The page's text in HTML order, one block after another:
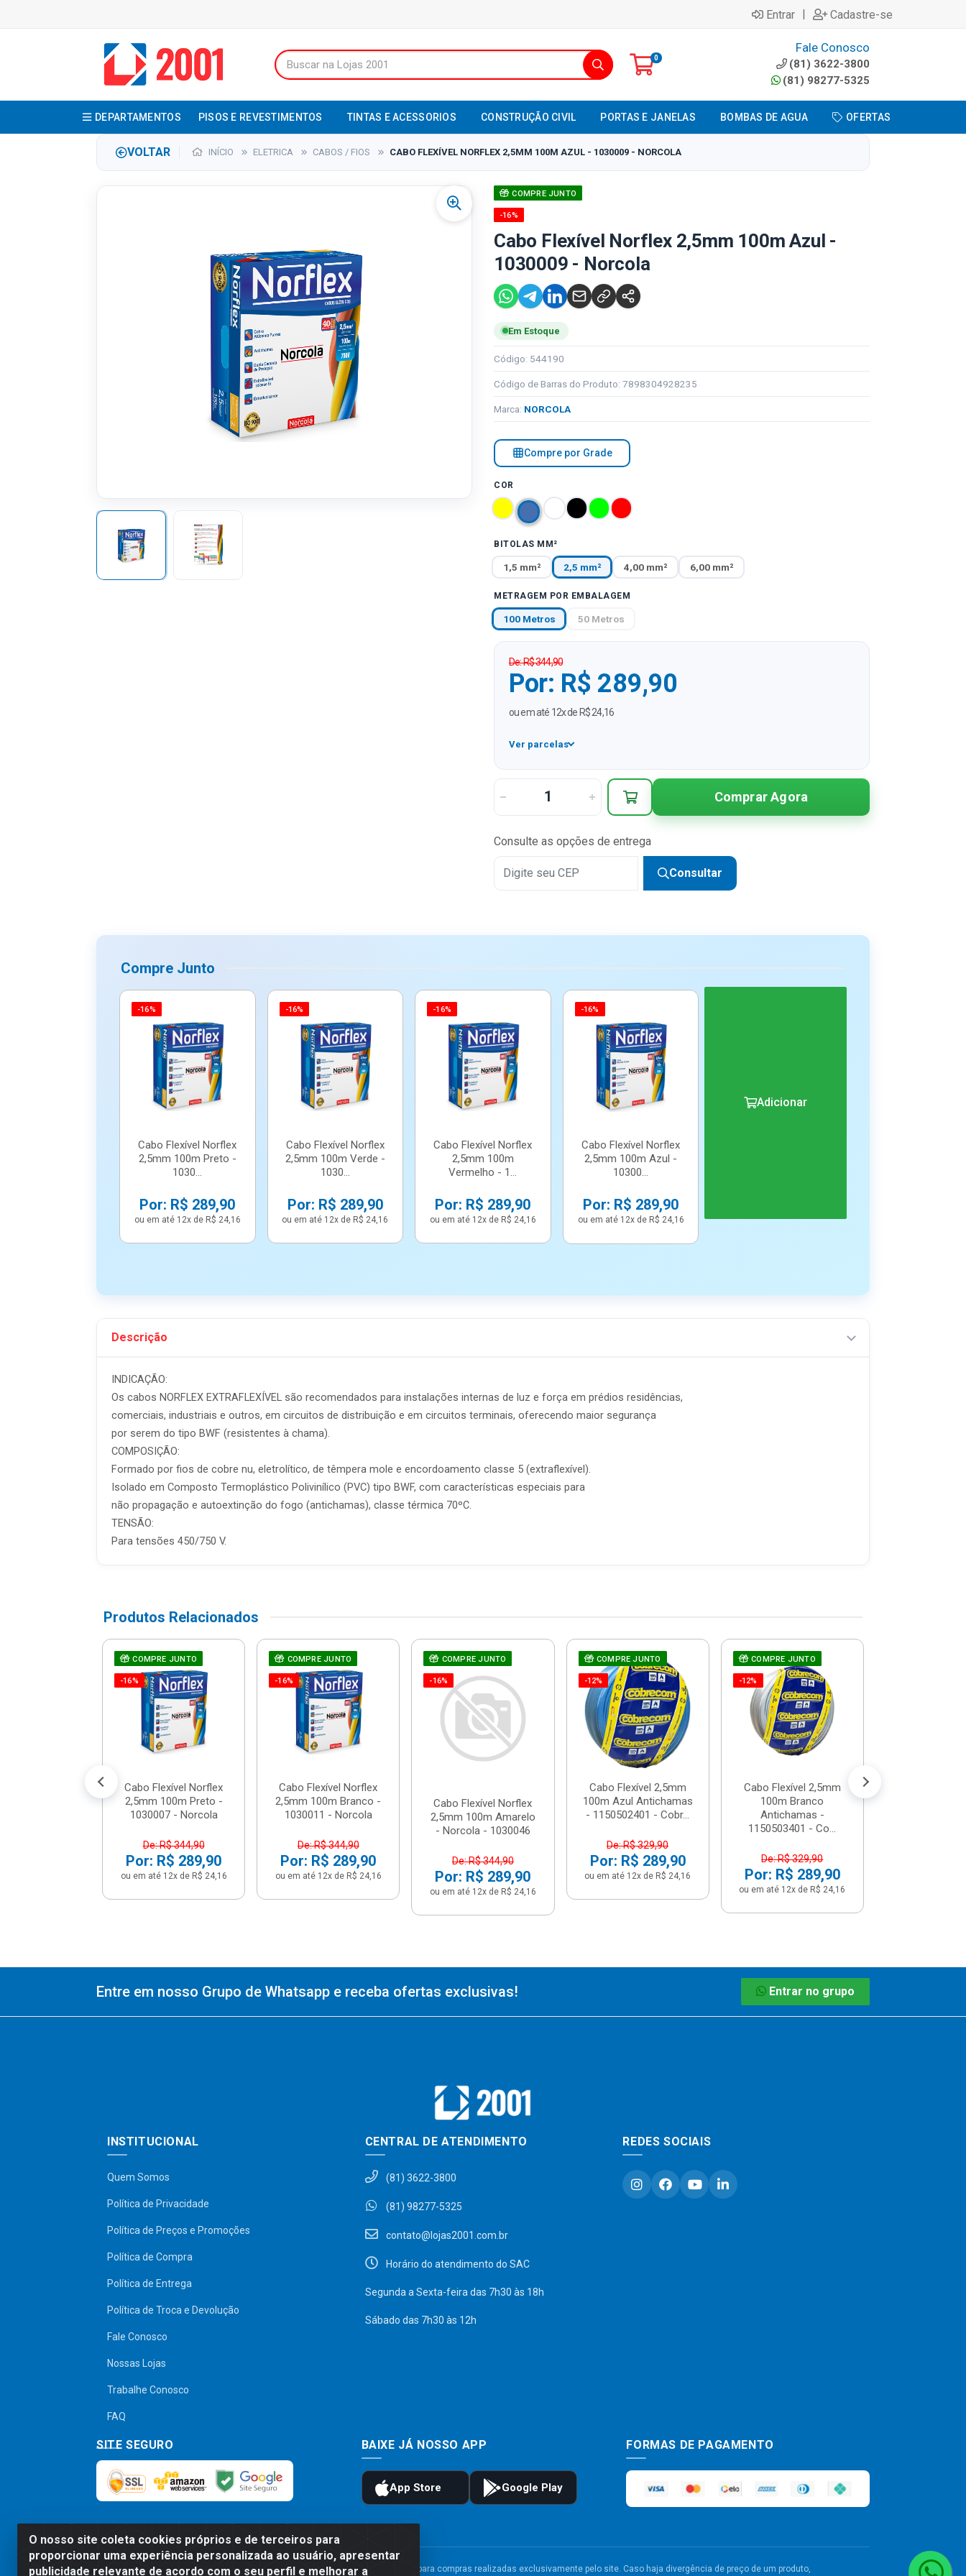
Entrar | Cadastre-se
0
Fale Conosco
(81) 3622-3800
(81) 98277-5325
DEPARTAMENTOS PISOS E REVESTIMENTOS TINTAS E ACESSORIOS CONSTRUÇÃO CIVIL PORTAS E JANELAS BOMBAS DE AGUA OFERTAS
VOLTAR INÍCIO ELETRICA CABOS / FIOS CABO FLEXÍVEL NORFLEX 2,5MM 100M AZUL - 1030009 - NORCOLA
COMPRE JUNTO
-16%
Cabo Flexível Norflex 2,5mm 100m Azul -
1030009 - Norcola
Em Estoque
Código: 544190
Código de Barras do Produto: 7898304928235
Marca: NORCOLA
Compre por Grade
COR
BITOLAS MM²
1,5 mm² 2,5 mm² 4,00 mm² 6,00 mm²
METRAGEM POR EMBALAGEM
100 Metros 50 Metros
De: R$ 344,90
Por: R$ 289,90
ou em até 12x de R$ 24,16
Ver parcelas
1x R$ 289,90
R$ 144,95 sem juros
R$ 96,63 sem juros
4x
5x
11x
Comprar Agora
Consulte as opções de entrega
Consultar
Compre Junto
-16%
Cabo Flexível Norflex
2,5mm 100m Preto -
1030...
Por: R$ 289,90
ou em até 12x de R$ 24,16
-16%
Cabo Flexível Norflex
2,5mm 100m Verde -
1030...
Por: R$ 289,90
ou em até 12x de R$ 24,16
-16%
Cabo Flexível Norflex
2,5mm 100m
Vermelho - 1...
Por: R$ 289,90
ou em até 12x de R$ 24,16
-16%
Cabo Flexível Norflex
2,5mm 100m Azul -
10300...
Por: R$ 289,90
ou em até 12x de R$ 24,16
Adicionar
Descrição
INDICAÇÃO:
Os cabos NORFLEX EXTRAFLEXÍVEL são recomendados para instalações internas de luz e força em prédios residências,
comerciais, industriais e outros, em circuitos de distribuição e em circuitos terminais, oferecendo maior segurança
por serem do tipo BWF (resistentes à chama).
COMPOSIÇÃO:
Formado por fios de cobre nu, eletrolítico, de têmpera mole e encordoamento classe 5 (extraflexível).
Isolado em Composto Termoplástico Polivinílico (PVC) tipo BWF, com características especiais para
não propagação e autoextinção do fogo (antichamas), classe térmica 70ºC.
TENSÃO:
Para tensões 450/750 V.
Produtos Relacionados
COMPRE JUNTO
-16%
Cabo Flexível Norflex
2,5mm 100m Preto -
1030007 - Norcola
De: R$ 344,90
Por: R$ 289,90
ou em até 12x de R$ 24,16
COMPRE JUNTO
-16%
Cabo Flexível Norflex
2,5mm 100m Branco -
1030011 - Norcola
De: R$ 344,90
Por: R$ 289,90
ou em até 12x de R$ 24,16
COMPRE JUNTO
-16%
Cabo Flexível Norflex
2,5mm 100m Amarelo
- Norcola - 1030046
De: R$ 344,90
Por: R$ 289,90
ou em até 12x de R$ 24,16
COMPRE JUNTO
-12%
Cabo Flexível 2,5mm
100m Azul Antichamas
- 1150502401 - Cobr...
De: R$ 329,90
Por: R$ 289,90
ou em até 12x de R$ 24,16
COMPRE JUNTO
-12%
Cabo Flexível 2,5mm
100m Branco
Antichamas -
1150503401 - Co...
De: R$ 329,90
Por: R$ 289,90
ou em até 12x de R$ 24,16
O nosso site coleta cookies próprios e de terceiros para
proporcionar uma experiência personalizada ao usuário, apresentar
publicidade relevante de acordo com o seu perfil e melhorar a
Entre em nosso Grupo de Whatsapp e receba ofertas exclusivas! Entrar no grupo
INSTITUCIONAL
Quem Somos
Política de Privacidade
Política de Preços e Promoções
Política de Compra
Política de Entrega
Política de Troca e Devolução
Fale Conosco
Nossas Lojas
Trabalhe Conosco
FAQ
CENTRAL DE ATENDIMENTO
(81) 3622-3800
(81) 98277-5325
contato@lojas2001.com.br
Horário do atendimento do SAC
Segunda a Sexta-feira das 7h30 às 18h
Sábado das 7h30 às 12h
REDES SOCIAIS
SITE SEGURO BAIXE JÁ NOSSO APP FORMAS DE PAGAMENTO
Preços, promoções, condições de pagamento e frete são válidos para compras realizadas exclusivamente pelo site. Caso haja divergência de preço de um produto,